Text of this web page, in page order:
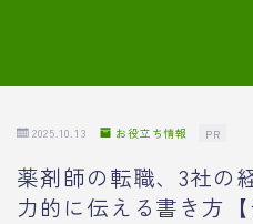
2025.10.13 お役立ち情報 PR
薬剤師の転職、3社の
力的に伝える書き方【